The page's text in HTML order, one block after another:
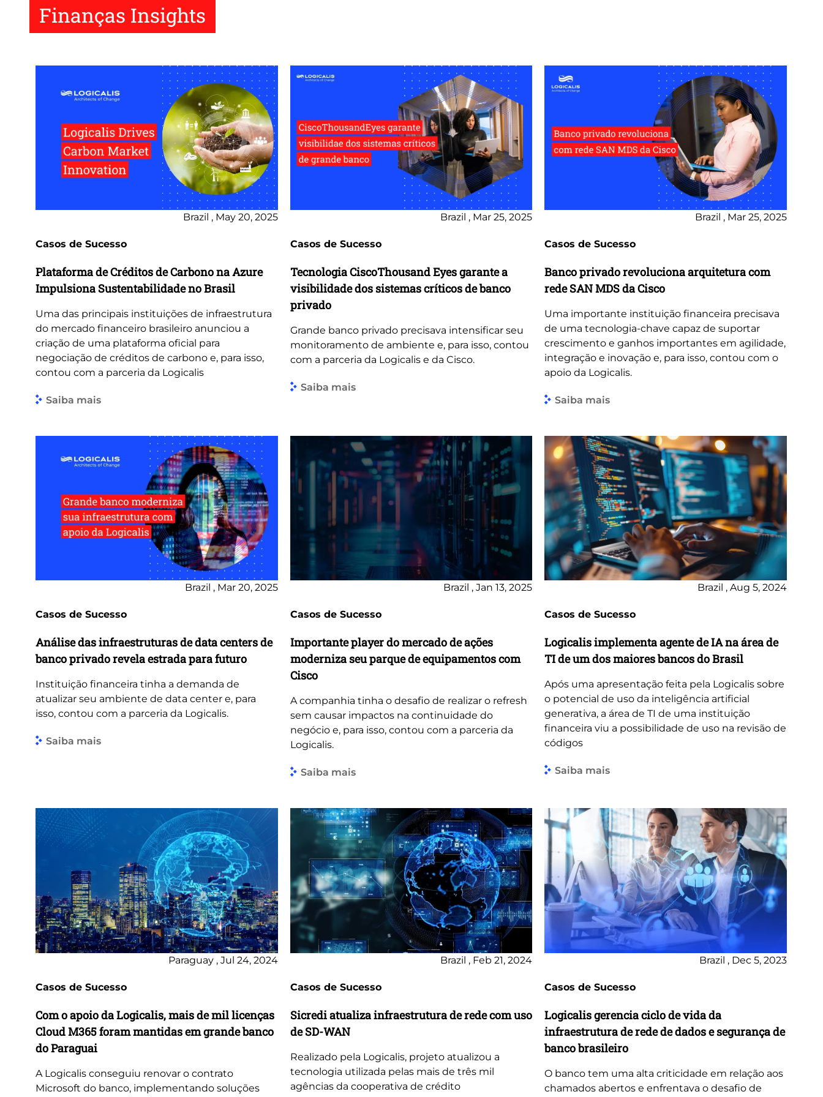
Finanças Insights
Brazil , May 20, 2025
Casos de Sucesso
Plataforma de Créditos de Carbono na Azure
Impulsiona Sustentabilidade no Brasil
Uma das principais instituições de infraestrutura
do mercado financeiro brasileiro anunciou a
criação de uma plataforma oficial para
negociação de créditos de carbono e, para isso,
contou com a parceria da Logicalis
Saiba mais
Brazil , Mar 25, 2025
Casos de Sucesso
Tecnologia CiscoThousand Eyes garante a
visibilidade dos sistemas críticos de banco
privado
Grande banco privado precisava intensificar seu
monitoramento de ambiente e, para isso, contou
com a parceria da Logicalis e da Cisco.
Saiba mais
Brazil , Mar 25, 2025
Casos de Sucesso
Banco privado revoluciona arquitetura com
rede SAN MDS da Cisco
Uma importante instituição financeira precisava
de uma tecnologia-chave capaz de suportar
crescimento e ganhos importantes em agilidade,
integração e inovação e, para isso, contou com o
apoio da Logicalis.
Saiba mais
Brazil , Mar 20, 2025
Casos de Sucesso
Análise das infraestruturas de data centers de
banco privado revela estrada para futuro
Instituição financeira tinha a demanda de
atualizar seu ambiente de data center e, para
isso, contou com a parceria da Logicalis.
Saiba mais
Brazil , Jan 13, 2025
Casos de Sucesso
Importante player do mercado de ações
moderniza seu parque de equipamentos com
Cisco
A companhia tinha o desafio de realizar o refresh
sem causar impactos na continuidade do
negócio e, para isso, contou com a parceria da
Logicalis.
Saiba mais
Brazil , Aug 5, 2024
Casos de Sucesso
Logicalis implementa agente de IA na área de
TI de um dos maiores bancos do Brasil
Após uma apresentação feita pela Logicalis sobre
o potencial de uso da inteligência artificial
generativa, a área de TI de uma instituição
financeira viu a possibilidade de uso na revisão de
códigos
Saiba mais
Paraguay , Jul 24, 2024
Casos de Sucesso
Com o apoio da Logicalis, mais de mil licenças
Cloud M365 foram mantidas em grande banco
do Paraguai
A Logicalis conseguiu renovar o contrato
Microsoft do banco, implementando soluções
Brazil , Feb 21, 2024
Casos de Sucesso
Sicredi atualiza infraestrutura de rede com uso
de SD-WAN
Realizado pela Logicalis, projeto atualizou a
tecnologia utilizada pelas mais de três mil
agências da cooperativa de crédito
Brazil , Dec 5, 2023
Casos de Sucesso
Logicalis gerencia ciclo de vida da
infraestrutura de rede de dados e segurança de
banco brasileiro
O banco tem uma alta criticidade em relação aos
chamados abertos e enfrentava o desafio de